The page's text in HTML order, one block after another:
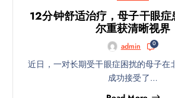
12分钟舒适治疗，母子干眼
尔重获清晰视界
admin 0
近日，一对长期受干眼症困扰的母子在
成功接受了…